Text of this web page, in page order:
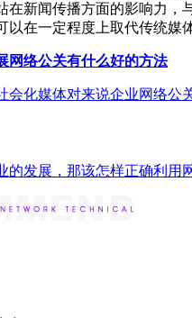
在新闻传播方面的影响力
以在一定程度上取代传统
网络公关有什么好的方法
会化媒体对来说企业网络公
的发展，那该怎样正确利用